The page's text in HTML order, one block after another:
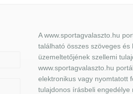
A www.sportagvalaszto.hu
található összes szöveges és
üzemeltetőjének szellemi
www.sportagvalaszto.hu
elektronikus vagy nyomtatott
tulajdonos írásbeli engedélye